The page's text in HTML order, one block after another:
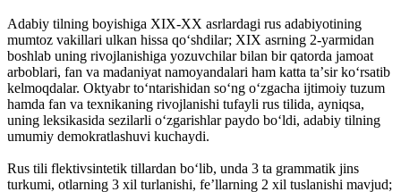
Adabiy tilning boyishiga XIX-XX asrlardagi rus adabiyotining
mumtoz vakillari ulkan hissa qoʻshdilar; XIX asrning 2-yarmidan
boshlab uning rivojlanishiga yozuvchilar bilan bir qatorda jamoat
arboblari, fan va madaniyat namoyandalari ham katta taʼsir koʻrsatib
kelmoqdalar. Oktyabr toʻntarishidan soʻng oʻzgacha ijtimoiy tuzum
hamda fan va texnikaning rivojlanishi tufayli rus tilida, ayniqsa,
uning leksikasida sezilarli oʻzgarishlar paydo boʻldi, adabiy tilning
umumiy demokratlashuvi kuchaydi.
Rus tili flektivsintetik tillardan boʻlib, unda 3 ta grammatik jins
turkumi, otlarning 3 xil turlanishi, feʼllarning 2 xil tuslanishi mavjud;